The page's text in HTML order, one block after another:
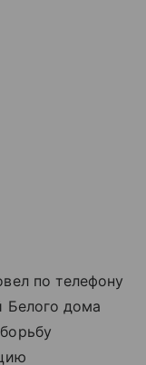
по телефону
Белого дома